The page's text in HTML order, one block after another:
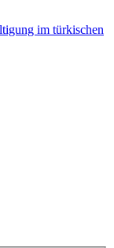
im türkischen